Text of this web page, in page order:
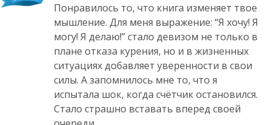
Понравилось то, что книга изменяет твое
мышление. Для меня выражение: “Я хочу! Я
могу! Я делаю!” стало девизом не только в
плане отказа курения, но и в жизненных
ситуациях добавляет уверенности в свои
силы. А запомнилось мне то, что я
испытала шок, когда счётчик остановился.
Стало страшно вставать вперед своей